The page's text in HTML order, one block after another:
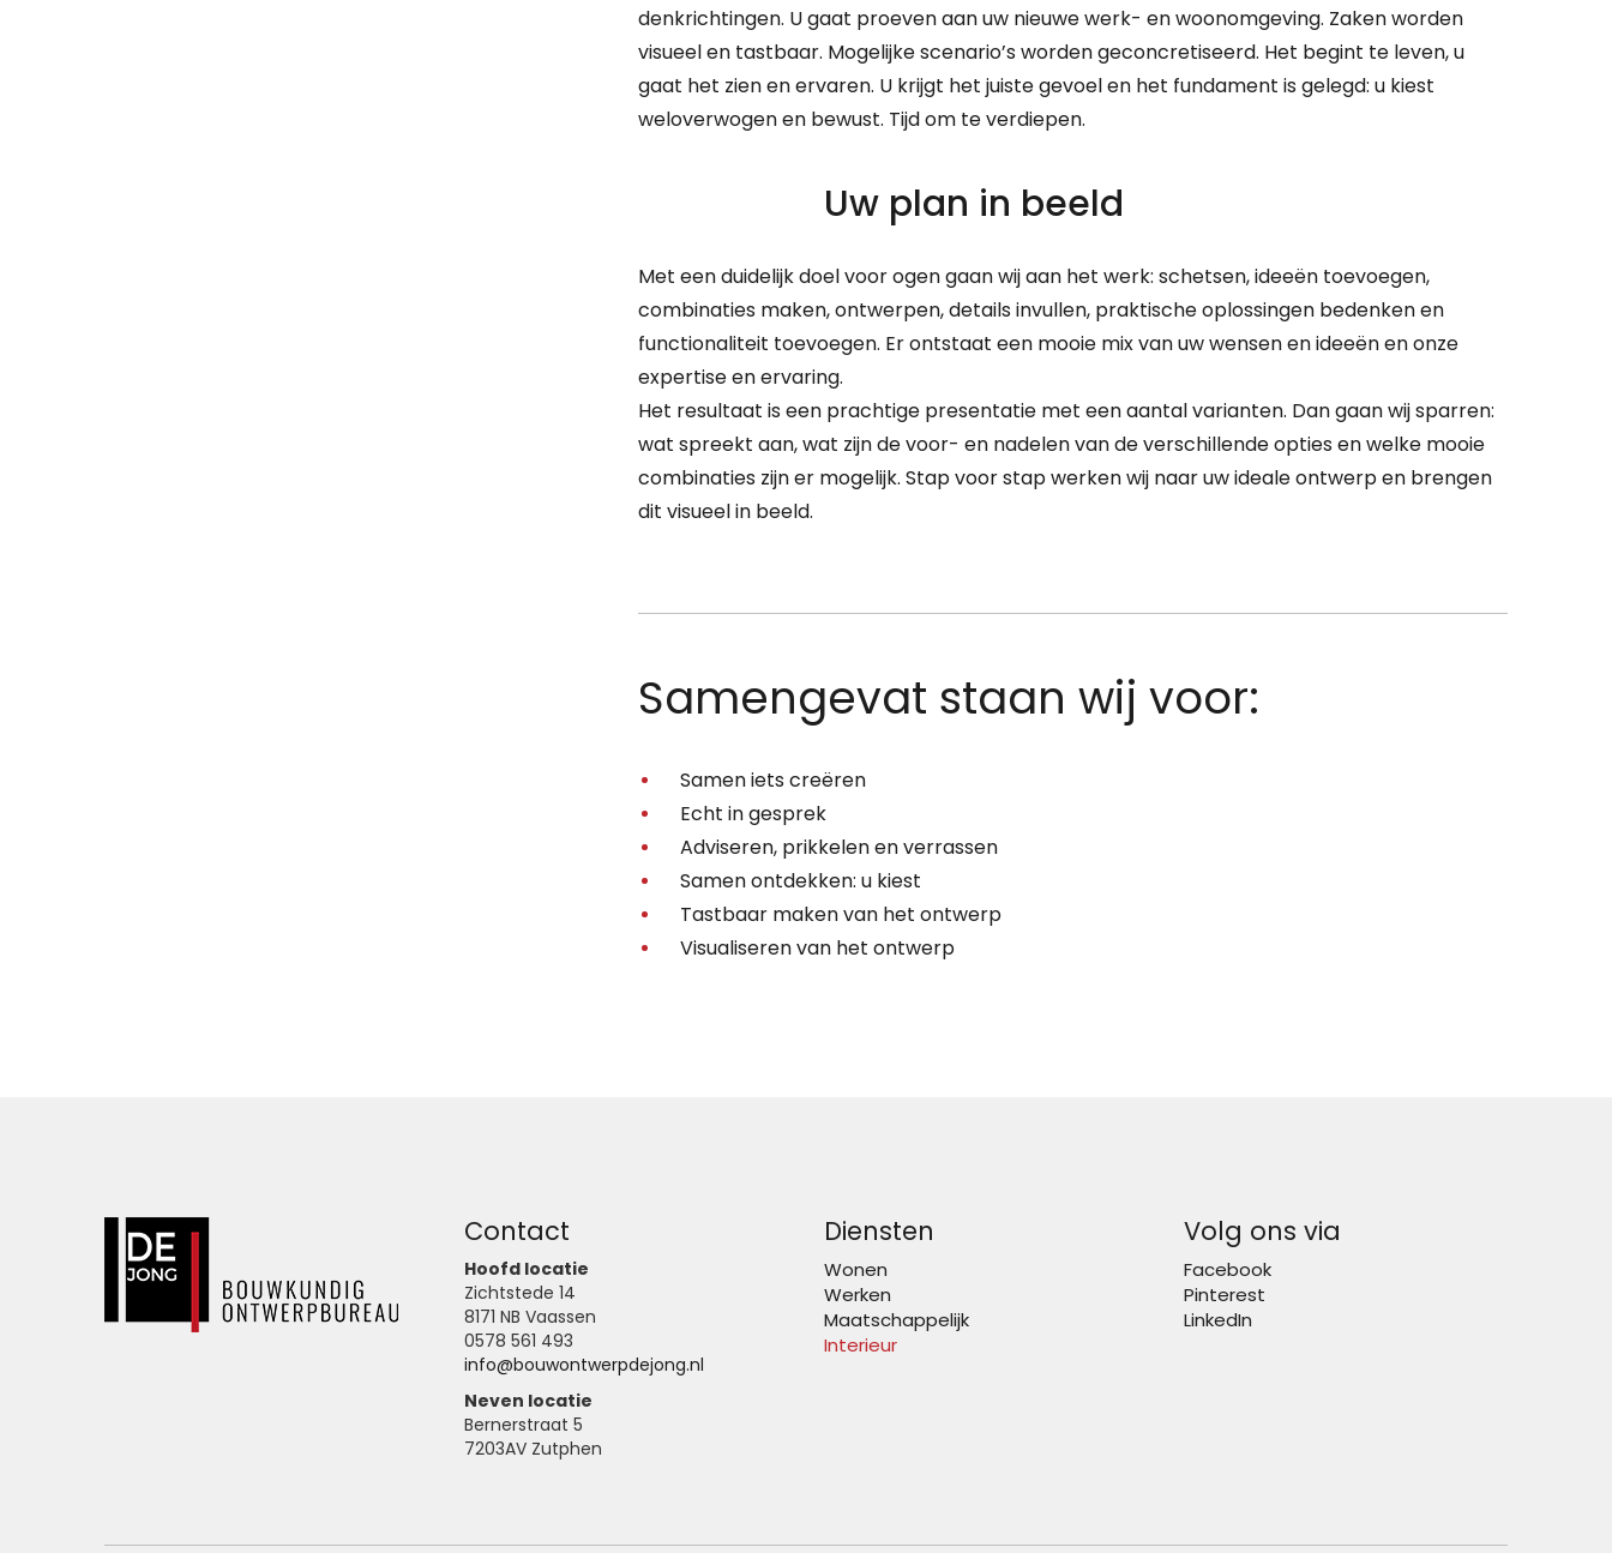
denkrichtingen. U gaat proeven aan uw nieuwe werk- en woonomgeving. Zaken worden
visueel en tastbaar. Mogelijke scenario’s worden geconcretiseerd. Het begint te leven, u
gaat het zien en ervaren. U krijgt het juiste gevoel en het fundament is gelegd: u kiest
weloverwogen en bewust. Tijd om te verdiepen.
Uw plan in beeld
Met een duidelijk doel voor ogen gaan wij aan het werk: schetsen, ideeën toevoegen,
combinaties maken, ontwerpen, details invullen, praktische oplossingen bedenken en
functionaliteit toevoegen. Er ontstaat een mooie mix van uw wensen en ideeën en onze
expertise en ervaring.
Het resultaat is een prachtige presentatie met een aantal varianten. Dan gaan wij sparren:
wat spreekt aan, wat zijn de voor- en nadelen van de verschillende opties en welke mooie
combinaties zijn er mogelijk. Stap voor stap werken wij naar uw ideale ontwerp en brengen
dit visueel in beeld.
Samengevat staan wij voor:
Samen iets creëren
Echt in gesprek
Adviseren, prikkelen en verrassen
Samen ontdekken: u kiest
Tastbaar maken van het ontwerp
Visualiseren van het ontwerp
Contact
Hoofd locatie
Zichtstede 14
8171 NB Vaassen
0578 561 493
info@bouwontwerpdejong.nl
Neven locatie
Bernerstraat 5
7203AV Zutphen
Diensten
Wonen
Werken
Maatschappelijk
Interieur
Volg ons via
Facebook
Pinterest
LinkedIn